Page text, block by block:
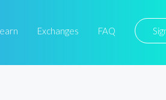
Exchanges FAQ